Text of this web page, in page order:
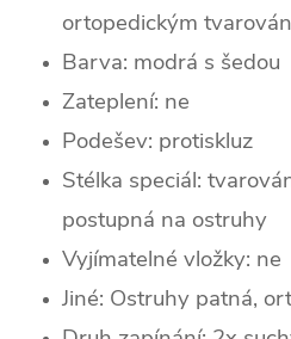
ortopedickým
Barva: modrá s šedou
Zateplení: ne
Podešev: protiskluz
Stélka speciál:
postupná na ostruhy
Vyjímatelné vložky: ne
Jiné: Ostruhy patná,